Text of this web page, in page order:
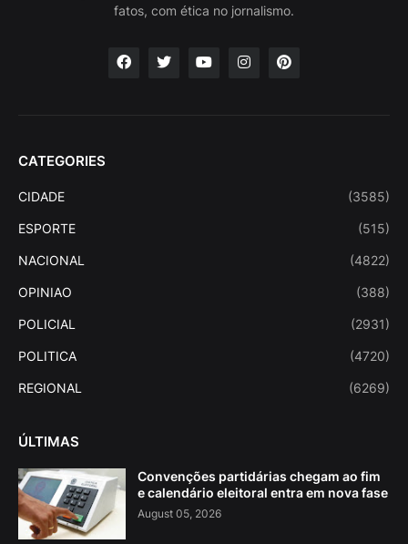
fatos, com ética no jornalismo.
CATEGORIES
CIDADE (3585)
ESPORTE (515)
NACIONAL (4822)
OPINIAO (388)
POLICIAL (2931)
POLITICA (4720)
REGIONAL (6269)
ÚLTIMAS
Convenções partidárias chegam ao fim
e calendário eleitoral entra em nova fase
August 05, 2026